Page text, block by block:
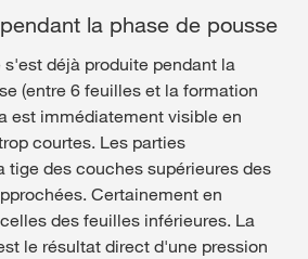
la phase de pousse
déjà produite pendant la
(entre 6 feuilles et la formation
est immédiatement visible en
courtes. Les parties
tige des couches supérieures des
Certainement en
des feuilles inférieures. La
le résultat direct d'une pression